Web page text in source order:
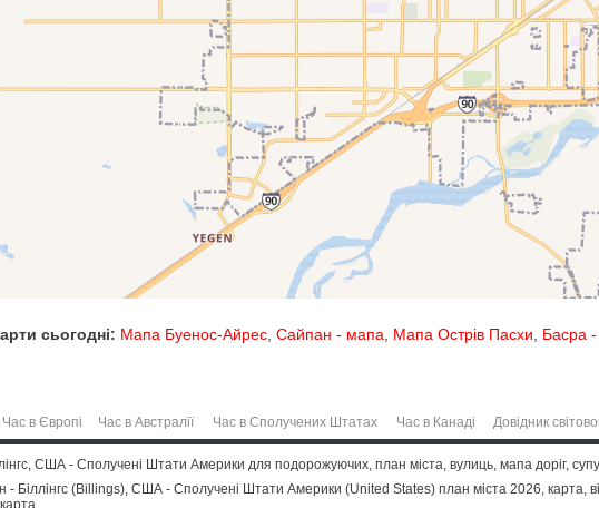
сьогодні: Мапа Буенос-Айрес Сайпан - мапа Мапа Острів Пасхи Басра
Час в Європі Час в Австралії Час в Сполучених Штатах Час в Канаді Довідник
США - Сполучені Штати Америки для подорожуючих, план міста, вулиць, мапа доріг,
Біллінгс (Billings), США - Сполучені Штати Америки (United States) план міста 2026, карта,